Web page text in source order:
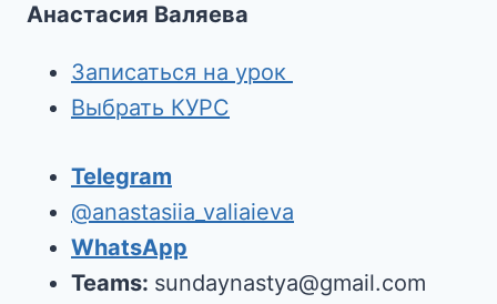
Анастасия Валяева
Записаться на урок
Выбрать КУРС
Telegram
@anastasiia_valiaieva
WhatsApp
Teams: sundaynastya@gmail.com